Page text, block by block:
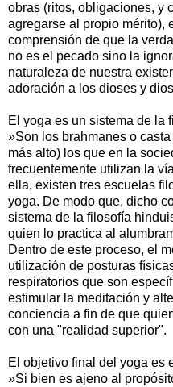
obras (ritos, obligaciones, y
agregarse al propio mérito),
comprensión de que la
no es el pecado sino la
naturaleza de nuestra
adoración a los dioses y
El yoga es un sistema de la
»Son los brahmanes o
más alto) los que en la
frecuentemente utilizan la
ella, existen tres escuelas
yoga. De modo que, dicho
sistema de la filosofía
quien lo practica al
Dentro de este proceso, el
utilización de posturas
respiratorios que son
estimular la meditación y
conciencia a fin de que
con una "realidad superior".
El objetivo final del yoga es
»Si bien es ajeno al